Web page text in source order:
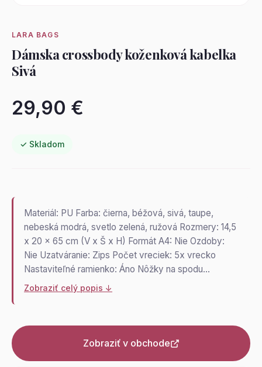
LARA BAGS
Dámska crossbody koženková kabelka
Sivá
29,90 €
✓ Skladom
Materiál: PU Farba: čierna, béžová, sivá, taupe,
nebeská modrá, svetlo zelená, ružová Rozmery: 14,5
x 20 x 65 cm (V x Š x H) Formát A4: Nie Ozdoby:
Nie Uzatváranie: Zips Počet vreciek: 5x vrecko
Nastaviteľné ramienko: Áno Nôžky na spodu…
Zobraziť celý popis ↓
Zobraziť v obchode